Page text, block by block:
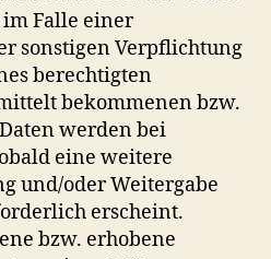
Falle einer
sonstigen Verpflichtung
berechtigten
bekommenen bzw.
werden bei
eine weitere
und/oder Weitergabe
erscheint.
bzw. erhobene